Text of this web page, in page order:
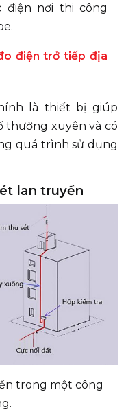
điện nơi thi công
điện trở tiếp địa
là thiết bị giúp
thường xuyên và có
quá trình sử dụng
lan truyền
trong một công